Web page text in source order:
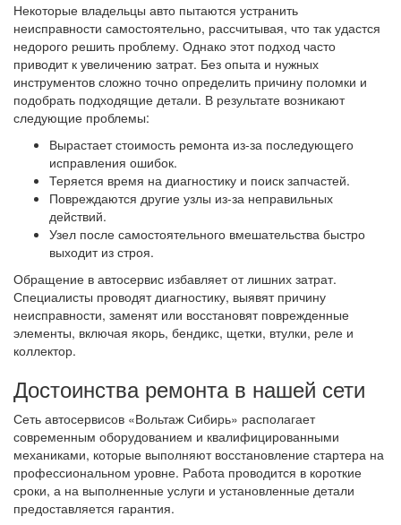
Некоторые владельцы авто пытаются устранить
неисправности самостоятельно, рассчитывая, что так удастся
недорого решить проблему. Однако этот подход часто
приводит к увеличению затрат. Без опыта и нужных
инструментов сложно точно определить причину поломки и
подобрать подходящие детали. В результате возникают
следующие проблемы:
Вырастает стоимость ремонта из-за последующего
исправления ошибок.
Теряется время на диагностику и поиск запчастей.
Повреждаются другие узлы из-за неправильных
действий.
Узел после самостоятельного вмешательства быстро
выходит из строя.
Обращение в автосервис избавляет от лишних затрат.
Специалисты проводят диагностику, выявят причину
неисправности, заменят или восстановят поврежденные
элементы, включая якорь, бендикс, щетки, втулки, реле и
коллектор.
Достоинства ремонта в нашей сети
Сеть автосервисов «Вольтаж Сибирь» располагает
современным оборудованием и квалифицированными
механиками, которые выполняют восстановление стартера на
профессиональном уровне. Работа проводится в короткие
сроки, а на выполненные услуги и установленные детали
предоставляется гарантия.